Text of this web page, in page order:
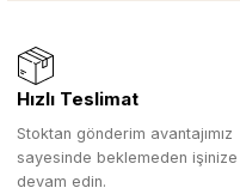
Hızlı Teslimat
Stoktan gönderim avantajımız
sayesinde beklemeden işinize
devam edin.